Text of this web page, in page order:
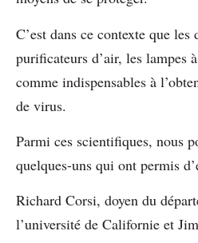
C’est dans ce contexte que
purificateurs d’air, les lampes
comme indispensables à
de virus.
Parmi ces scientifiques, nous
quelques-uns qui ont permis
Richard Corsi, doyen du
l’université de Californie et